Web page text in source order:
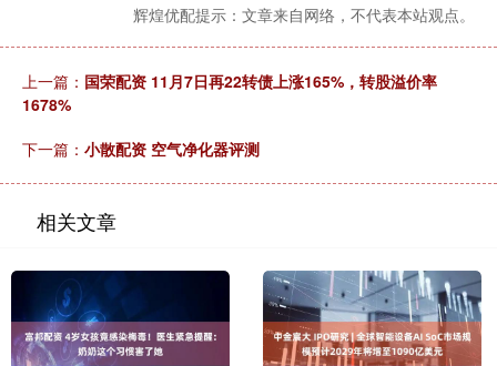
辉煌优配提示：文章来自网络，不代表本站观点。
上一篇： 国荣配资 11月7日再22转债上涨165%，转股溢价率
1678%
下一篇： 小散配资 空气净化器评测
相关文章